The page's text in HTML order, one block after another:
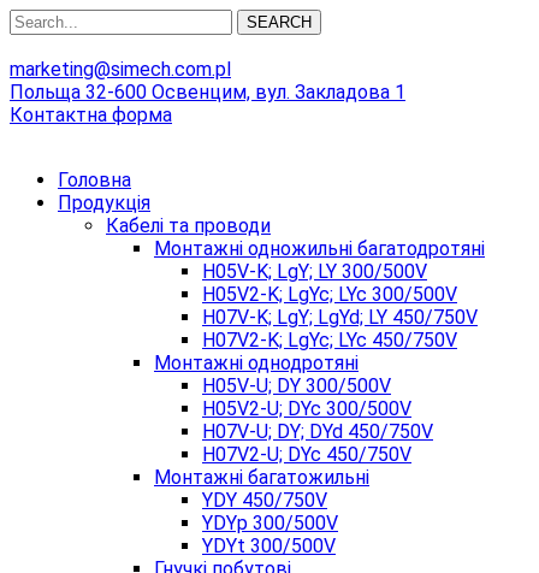
SEARCH
marketing@simech.com.pl
Польща 32-600 Освенцим, вул. Закладова 1
Контактна форма
Головна
Продукція
Кабелі та проводи
Монтажні одножильні багатодротяні
H05V-K; LgY; LY 300/500V
H05V2-K; LgYc; LYc 300/500V
H07V-K; LgY; LgYd; LY 450/750V
H07V2-K; LgYc; LYc 450/750V
Монтажні однодротяні
H05V-U; DY 300/500V
H05V2-U; DYc 300/500V
H07V-U; DY; DYd 450/750V
H07V2-U; DYc 450/750V
Монтажні багатожильні
YDY 450/750V
YDYp 300/500V
YDYt 300/500V